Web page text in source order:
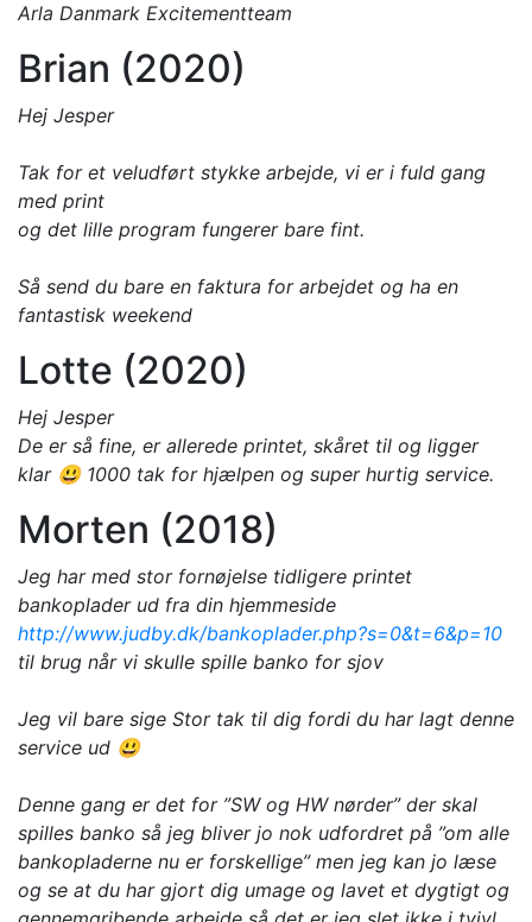
Arla Danmark Excitementteam
Brian (2020)
Hej Jesper
Tak for et veludført stykke arbejde, vi er i fuld gang
med print
og det lille program fungerer bare fint.
Så send du bare en faktura for arbejdet og ha en
fantastisk weekend
Lotte (2020)
Hej Jesper
De er så fine, er allerede printet, skåret til og ligger
klar 😃 1000 tak for hjælpen og super hurtig service.
Morten (2018)
Jeg har med stor fornøjelse tidligere printet
bankoplader ud fra din hjemmeside
http://www.judby.dk/bankoplader.php?s=0&t=6&p=10
til brug når vi skulle spille banko for sjov
Jeg vil bare sige Stor tak til dig fordi du har lagt denne
service ud 😃
Denne gang er det for ”SW og HW nørder” der skal
spilles banko så jeg bliver jo nok udfordret på ”om alle
bankopladerne nu er forskellige” men jeg kan jo læse
og se at du har gjort dig umage og lavet et dygtigt og